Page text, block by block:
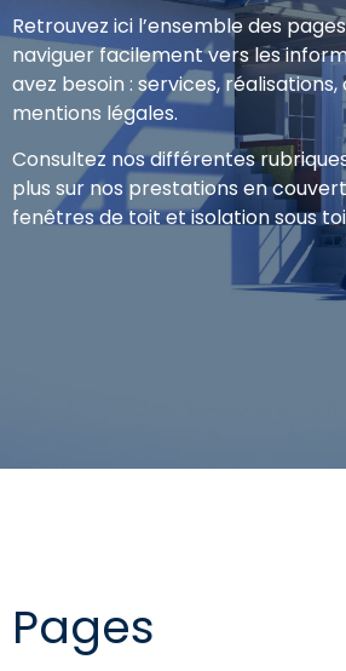
Retrouvez ici l’ensemble des
naviguer facilement vers les
avez besoin : services,
mentions légales.
Consultez nos différentes
plus sur nos prestations en
fenêtres de toit et isolation sous
Pages